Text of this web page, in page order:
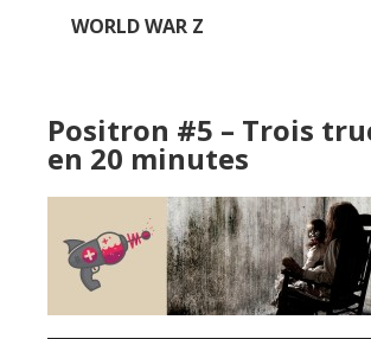
WORLD WAR Z
Positron #5 – Trois
en 20 minutes